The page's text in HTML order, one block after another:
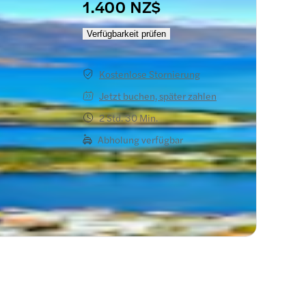
1.400 NZ$
Verfügbarkeit prüfen
Kostenlose Stornierung
Jetzt buchen, später zahlen
2 Std. 30 Min.
Abholung verfügbar